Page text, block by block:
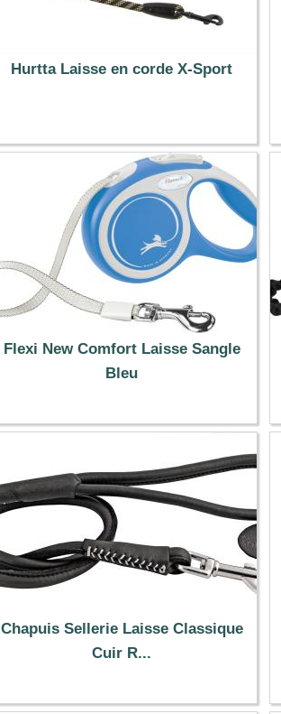
Hurtta Laisse en corde X-Sport
29.99 €
Flexi New Comfort Laisse Sangle
Bleu
16.99 €
Chapuis Sellerie Laisse Classique
Cuir R...
26.90 €